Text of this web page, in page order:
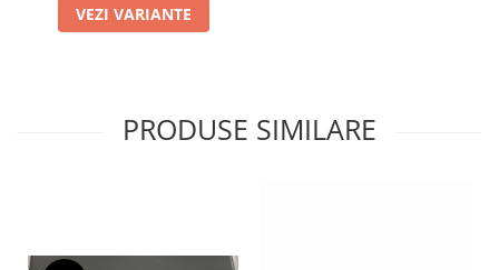
VEZI VARIANTE
PRODUSE SIMILARE